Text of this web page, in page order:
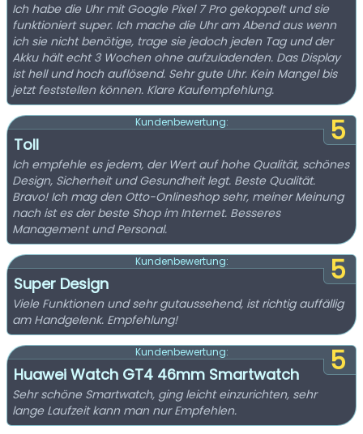
Ich habe die Uhr mit Google Pixel 7 Pro gekoppelt und sie
funktioniert super. Ich mache die Uhr am Abend aus wenn
ich sie nicht benötige, trage sie jedoch jeden Tag und der
Akku hält echt 3 Wochen ohne aufzuladenden. Das Display
ist hell und hoch auflösend. Sehr gute Uhr. Kein Mangel bis
jetzt feststellen können. Klare Kaufempfehlung.
5
Kundenbewertung:
Toll
Ich empfehle es jedem, der Wert auf hohe Qualität, schönes
Design, Sicherheit und Gesundheit legt. Beste Qualität.
Bravo! Ich mag den Otto-Onlineshop sehr, meiner Meinung
nach ist es der beste Shop im Internet. Besseres
Management und Personal.
5
Kundenbewertung:
Super Design
Viele Funktionen und sehr gutaussehend, ist richtig auffällig
am Handgelenk. Empfehlung!
5
Kundenbewertung:
Huawei Watch GT4 46mm Smartwatch
Sehr schöne Smartwatch, ging leicht einzurichten, sehr
lange Laufzeit kann man nur Empfehlen.